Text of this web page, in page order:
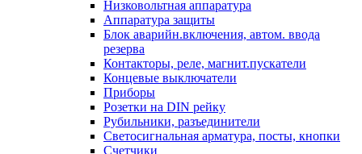
Низковольтная аппаратура
Аппаратура защиты
Блок аварийн.включения, автом. ввода
резерва
Контакторы, реле, магнит.пускатели
Концевые выключатели
Приборы
Розетки на DIN рейку
Рубильники, разъединители
Светосигнальная арматура, посты, кнопки
Счетчики